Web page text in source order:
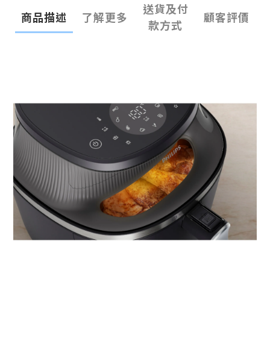
商品描述 了解更多
送貨及付
款方式
顧客評價